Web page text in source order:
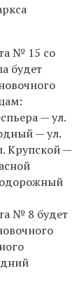
№ 15 со
будет
— ул.
— ул.
Крупской —
№ 8 будет